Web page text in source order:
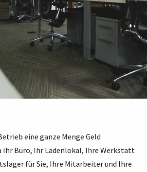
eine ganze Menge Geld
Ihr Büro, Ihr Ladenlokal, Ihre Werkstatt
für Sie, Ihre Mitarbeiter und Ihre